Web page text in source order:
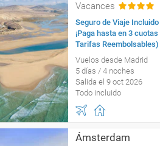
Vacances
Seguro de Viaje Incluido
¡Paga hasta en 3
Tarifas Reembolsables)
Vuelos desde Madrid
5 días / 4 noches
Salida el 9 oct 2026
Todo incluido
Ámsterdam